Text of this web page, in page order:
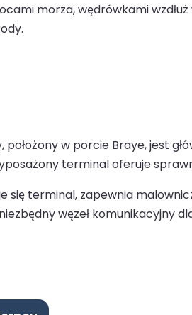
morza, wędrówkami
w porcie Braye, jest
terminal oferuje
się terminal, zapewnia
węzeł komunikacyjny